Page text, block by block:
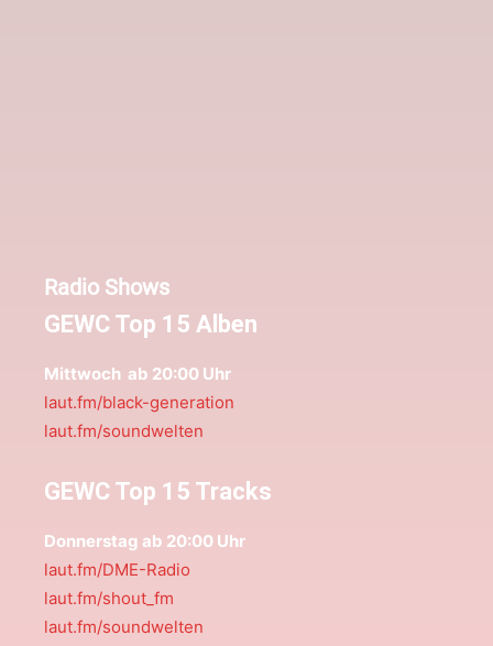
Radio Shows
GEWC Top 15 Alben
Mittwoch ab 20:00 Uhr
laut.fm/black-generation
laut.fm/soundwelten
GEWC Top 15 Tracks
Donnerstag ab 20:00 Uhr
laut.fm/DME-Radio
laut.fm/shout_fm
laut.fm/soundwelten